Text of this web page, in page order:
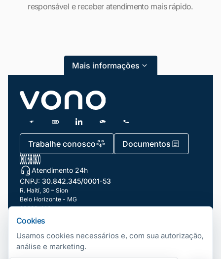
responsável e receber atendimento mais rápido.
Mais informações
Trabalhe conosco Documentos
Atendimento 24h
CNPJ: 30.842.345/0001-53
R. Haití, 30 – Sion
Belo Horizonte - MG
30320-140
Nossas filiais
Cookies
Usamos cookies necessários e, com sua autorização,
análise e marketing.